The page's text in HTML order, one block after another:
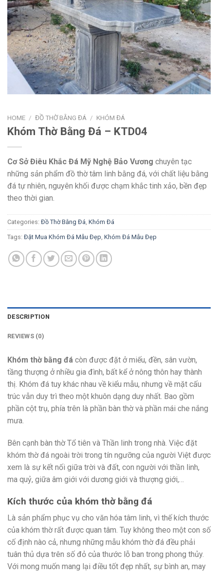
HOME / ĐỒ THỜ BẰNG ĐÁ / KHÓM ĐÁ
Khóm Thờ Bằng Đá – KTD04
Cơ Sở Điêu Khắc Đá Mỹ Nghệ Bảo Vương chuyên tạc
những sản phẩm đồ thờ tâm linh bằng đá, với chất liệu bằng
đá tự nhiên, nguyên khối được chạm khắc tinh xảo, bền đẹp
theo thời gian.
Categories: Đồ Thờ Bằng Đá, Khóm Đá
Tags: Đặt Mua Khóm Đá Mẫu Đẹp, Khóm Đá Mẫu Đẹp
DESCRIPTION
REVIEWS (0)
Khóm thờ bằng đá còn được đặt ở miếu, đền, sân vườn,
tầng thượng ở nhiều gia đình, bất kể ở nông thôn hay thành
thị. Khóm đá tuy khác nhau về kiểu mẫu, nhưng về mặt cấu
trúc vẫn duy trì theo một khuôn dạng duy nhất. Bao gồm
phần cột trụ, phía trên là phần bàn thờ và phần mái che nắng
mưa.
Bên cạnh bàn thờ Tổ tiên và Thần linh trong nhà. Việc đặt
khóm thờ đá ngoài trời trong tín ngưỡng của người Việt được
xem là sự kết nối giữa trời và đất, con người với thần linh,
ma quỷ, giữa âm giới với dương giới và thượng giới,…
Kích thước của khóm thờ bằng đá
Là sản phẩm phục vụ cho văn hóa tâm linh, vì thế kích thước
của khóm thờ rất được quan tâm. Tuy không theo một con số
cố định nào cả, nhưng những mẫu khóm thờ đá đều phải
tuân thủ dựa trên số đỏ của thước lỗ ban trong phong thủy.
Với mong muốn mang lại điều tốt đẹp nhất, sự bình an, may